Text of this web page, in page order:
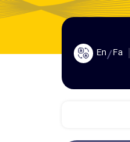
Fa
En